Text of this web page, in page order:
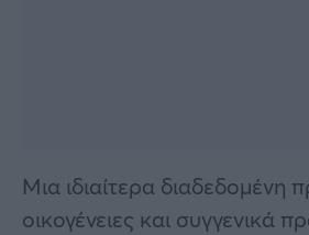
Μια ιδιαίτερα διαδεδομένη
οικογένειες και συγγενικά